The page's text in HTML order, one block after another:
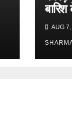
भ्रमण,
लिया
AUG